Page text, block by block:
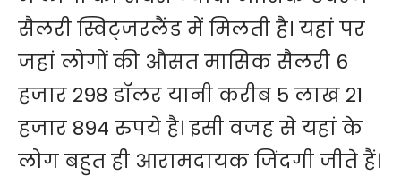
सैलरी स्विट्जरलैंड में मिलती है। यहां पर
जहां लोगों की औसत मासिक सैलरी 6
हजार 298 डॉलर यानी करीब 5 लाख 21
हजार 894 रुपये है। इसी वजह से यहां के
लोग बहुत ही आरामदायक जिंदगी जीते हैं।